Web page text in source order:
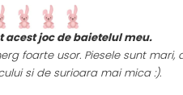
acest joc de baietelul meu.
foarte usor. Piesele sunt mari,
si de surioara mai mica :).